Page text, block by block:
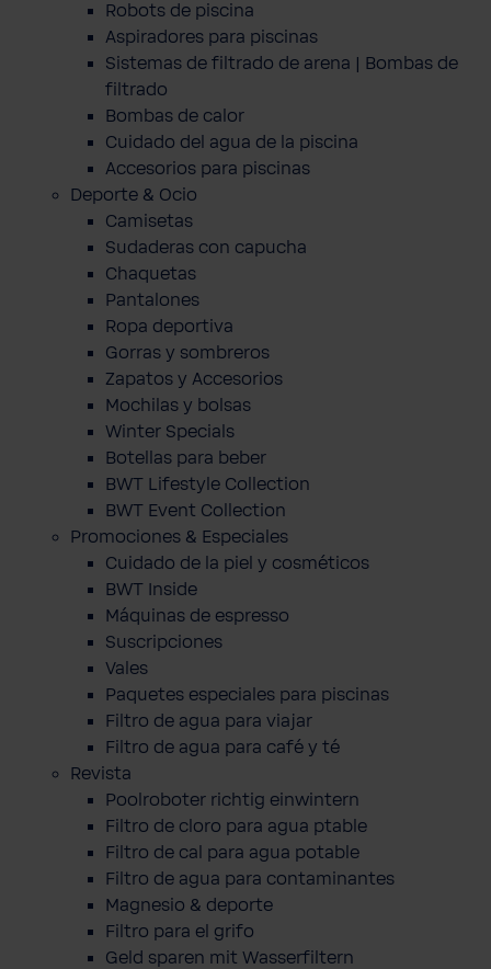
Robots de piscina
Aspiradores para piscinas
Sistemas de filtrado de arena | Bombas de
filtrado
Bombas de calor
Cuidado del agua de la piscina
Accesorios para piscinas
Deporte & Ocio
Camisetas
Sudaderas con capucha
Chaquetas
Pantalones
Ropa deportiva
Gorras y sombreros
Zapatos y Accesorios
Mochilas y bolsas
Winter Specials
Botellas para beber
BWT Lifestyle Collection
BWT Event Collection
Promociones & Especiales
Cuidado de la piel y cosméticos
BWT Inside
Máquinas de espresso
Suscripciones
Vales
Paquetes especiales para piscinas
Filtro de agua para viajar
Filtro de agua para café y té
Revista
Poolroboter richtig einwintern
Filtro de cloro para agua ptable
Filtro de cal para agua potable
Filtro de agua para contaminantes
Magnesio & deporte
Filtro para el grifo
Geld sparen mit Wasserfiltern